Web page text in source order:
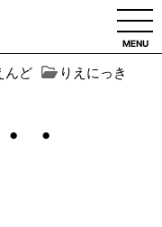
MENU
んど
りえにっき
・